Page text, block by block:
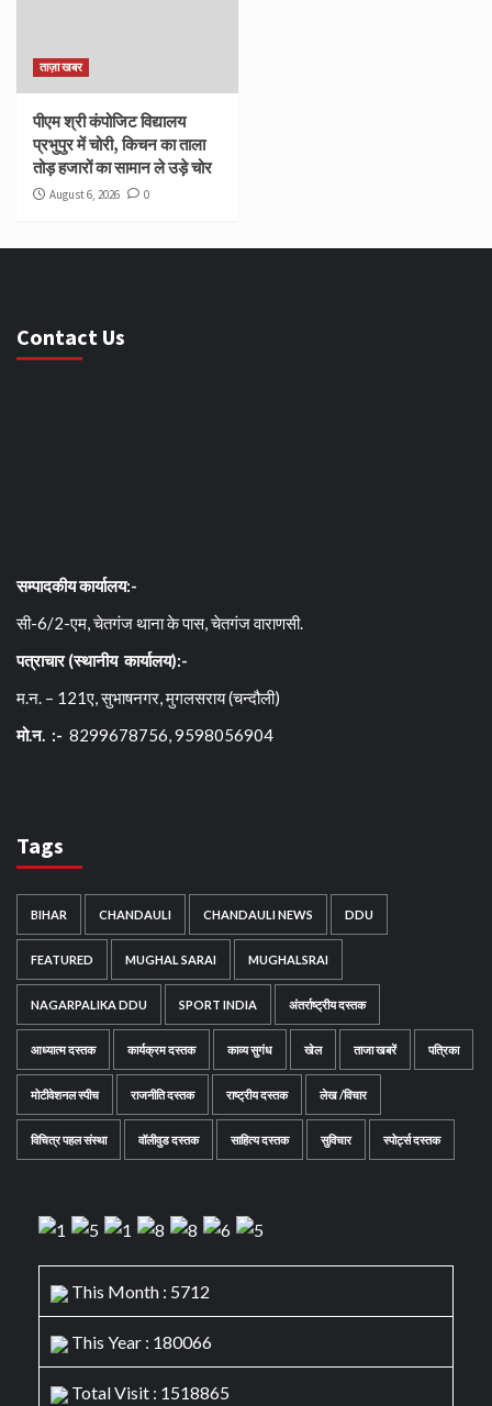
ताज़ा खबर
पीएम श्री कंपोजिट विद्यालय
प्रभुपुर में चोरी, किचन का ताला
तोड़ हजारों का सामान ले उड़े चोर
August 6, 2026 0
Contact Us
सम्पादकीय कार्यालय:-
सी-6/2-एम, चेतगंज थाना के पास, चेतगंज वाराणसी.
पत्राचार (स्थानीय कार्यालय):-
म.न. – 121ए, सुभाषनगर, मुगलसराय (चन्दौली)
मो.न. :- 8299678756, 9598056904
Tags
BIHAR CHANDAULI CHANDAULI NEWS DDU
FEATURED MUGHAL SARAI MUGHALSRAI
NAGARPALIKA DDU SPORT INDIA अंतर्राष्ट्रीय दस्तक
आध्यात्म दस्तक कार्यक्रम दस्तक काव्य सुगंध खेल ताजा खबरें पत्रिका
मोटीवेशनल स्पीच राजनीति दस्तक राष्ट्रीय दस्तक लेख /विचार
विचित्र पहल संस्था वॉलीवुड दस्तक साहित्य दस्तक सुविचार स्पोर्ट्स दस्तक
This Month : 5712
This Year : 180066
Total Visit : 1518865